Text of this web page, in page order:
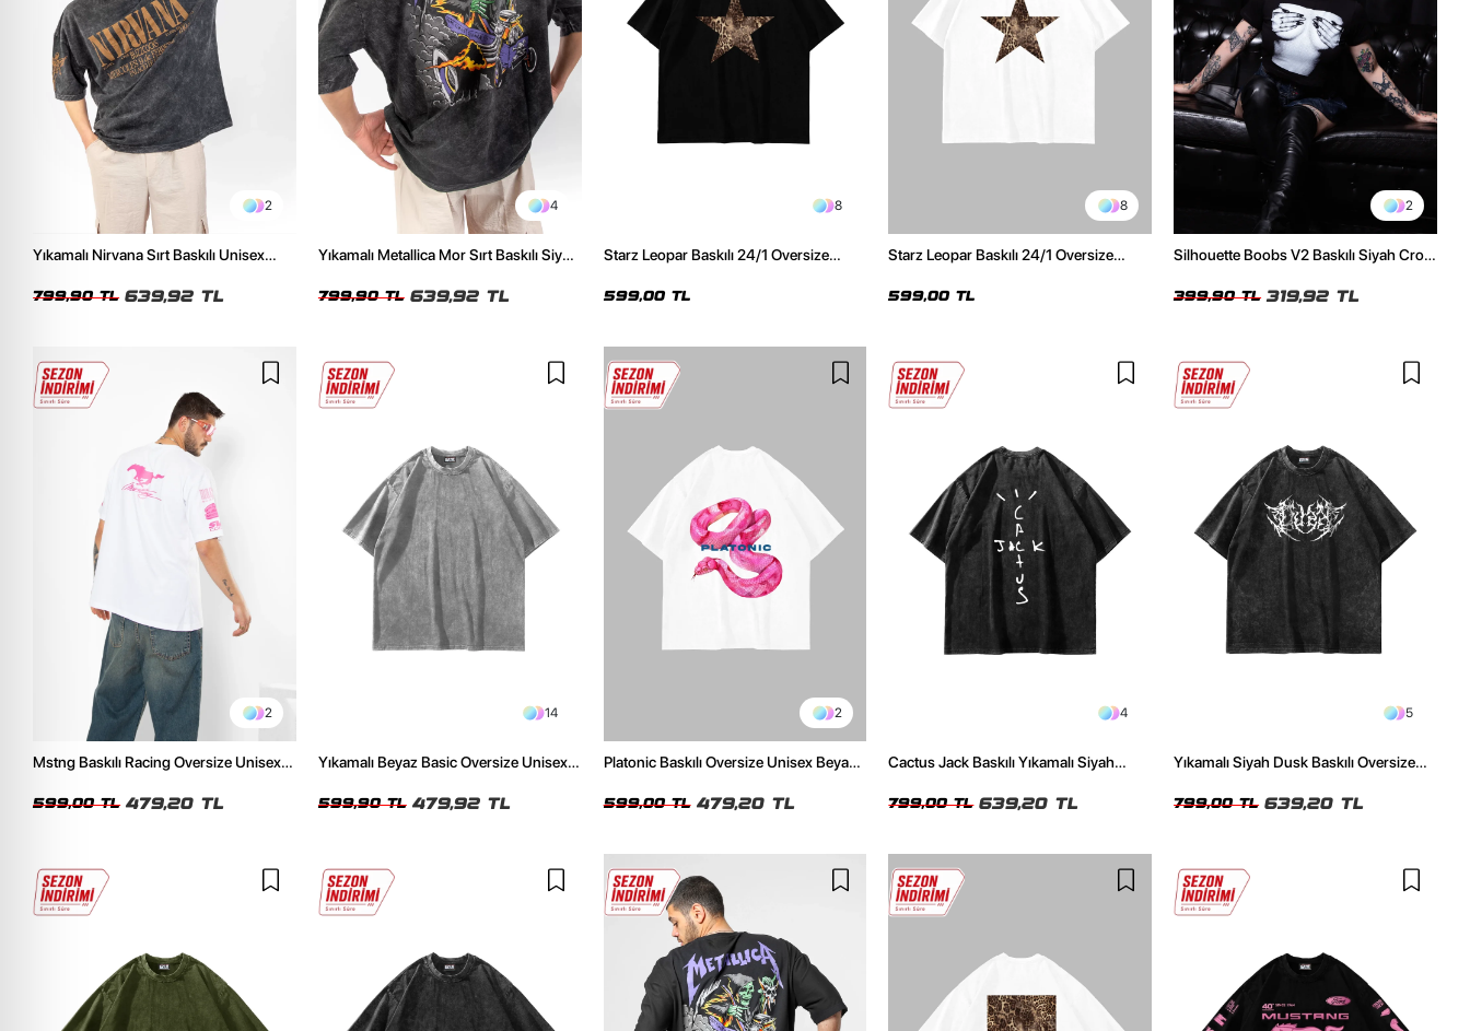
2
Yıkamalı Nirvana Sırt Baskılı Unisex
799,90 TL 639,92 TL
4
Yıkamalı Metallica Mor Sırt Baskılı Siyah
799,90 TL 639,92 TL
8
Starz Leopar Baskılı 24/1 Oversize
599,00 TL
8
Starz Leopar Baskılı 24/1 Oversize
599,00 TL
2
Silhouette Boobs V2 Baskılı Siyah Crop
399,90 TL 319,92 TL
2
Mstng Baskılı Racing Oversize Unisex
599,00 TL 479,20 TL
14
Yıkamalı Beyaz Basic Oversize Unisex
599,90 TL 479,92 TL
2
Platonic Baskılı Oversize Unisex Beyaz
599,00 TL 479,20 TL
4
Cactus Jack Baskılı Yıkamalı Siyah
799,00 TL 639,20 TL
5
Yıkamalı Siyah Dusk Baskılı Oversize
799,00 TL 639,20 TL